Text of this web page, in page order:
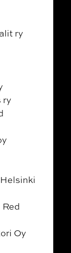
ry
ry
Oy